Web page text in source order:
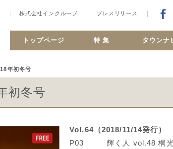
株式会社インクルーブ プレスリリース
トップページ 特 集 タウンナ
年初冬号
初冬号
Vol.64（2018/11/14発行）
P03
輝く人 vol.48 桐